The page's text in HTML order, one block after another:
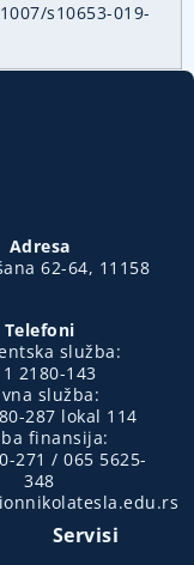
s10653-019-
Adresa
62-64, 11158
Telefoni
služba:
2180-143
služba:
287 lokal 114
finansija:
271 / 065 5625-
348
Servisi